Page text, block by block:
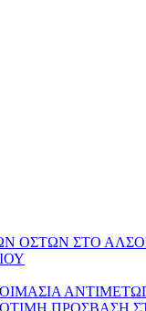
ΟΣΤΩΝ ΣΤΟ